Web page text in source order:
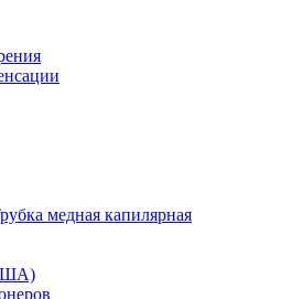
медная капилярная